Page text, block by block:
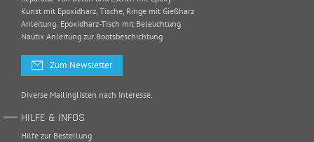
Kunst mit Epoxidharz, Tische, Ringe mit Gießharz
Anleitung: Epoxidharz-Tisch mit Beleuchtung
Nautix Anleitung zur Bootsbeschichtung
Zum Newsletter
Diverse Mailinglisten nach Interesse.
HILFE & INFOS
Hilfe zur Bestellung